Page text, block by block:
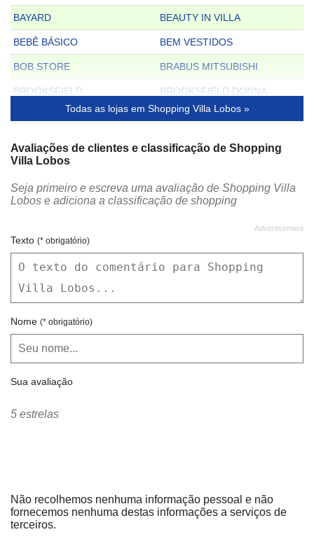
BAYARD BEAUTY IN VILLA
BEBÊ BÁSICO BEM VESTIDOS
BOB STORE BRABUS MITSUBISHI
BROOKSFIELD BROOKSFIELD DONNA
BROOKSFIELD JR. BURGER KING
CAIXA ECONÔMICA
CALVIN KLEIN
CAPODARTE CARL'S JUNIOR
CASA DO PÃO DE QUEIJO
CECILIA DÁLE CHICCO
CHICLETARIA
CLARO CLINIQUE
CLUBE MELISSA CNS
CONTÉM 1G
CORES DO BRASIL
DESFRUTTI DOCTOR FEET
DOMINO'S SPOLETO
Todas as lojas em Shopping Villa Lobos »
Avaliações de clientes e classificação de Shopping
Villa Lobos
Seja primeiro e escreva uma avaliação de Shopping Villa
Lobos e adiciona a classificação de shopping
Texto (* obrigatório)
Nome (* obrigatório)
Sua avaliação
5 estrelas
Não recolhemos nenhuma informação pessoal e não
fornecemos nenhuma destas informações a serviços de
terceiros.